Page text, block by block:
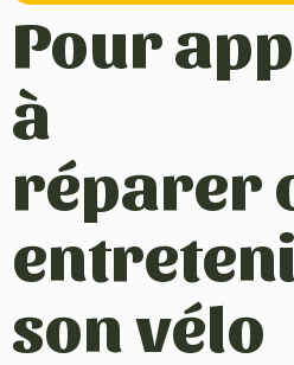
Pour
à
réparer
son vélo